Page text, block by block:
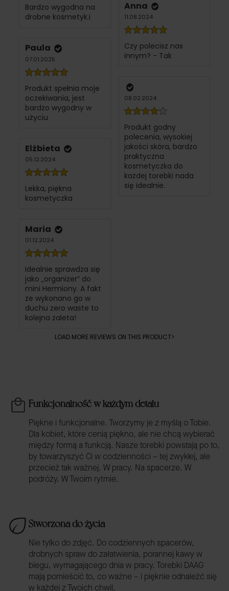
Bardzo wygodna na
drobne kosmetyk.i
Paula
07.01.2025
Produkt spełnia moje
oczekiwania, jest
bardzo wygodny w
użyciu
Elżbieta
05.12.2024
Lekka, piękna
kosmetyczka
Maria
01.12.2024
Idealnie sprawdza się
jako „organizer” do
mini Hermiony. A fakt
że wykonano go w
duchu zero waste to
kolejna zaleta!
Anna
11.08.2024
Czy polecisz nas
innym? - Tak
08.02.2024
Produkt godny
polecenia, wysokiej
jakości skóra, bardzo
praktyczna
kosmetyczka do
każdej torebki nada
się idealnie.
LOAD MORE REVIEWS ON THIS PRODUCT>
Funkcjonalność w każdym detalu
Piękne i funkcjonalne. Tworzymy je z myślą o Tobie.
Dla kobiet, które cenią piękno, ale nie chcą wybierać
między formą a funkcją. Nasze torebki powstają po to,
by towarzyszyć Ci w codzienności – tej zwykłej, ale
przecież tak ważnej. W pracy. Na spacerze. W
podróży. W Twoim rytmie.
Stworzona do życia
Nie tylko do zdjęć. Do codziennych spacerów,
drobnych spraw do załatwienia, porannej kawy w
biegu, wymagającego dnia w pracy. Torebki DAAG
mają pomieścić to, co ważne – i pięknie odnaleźć się
w każdej z Twoich chwil.